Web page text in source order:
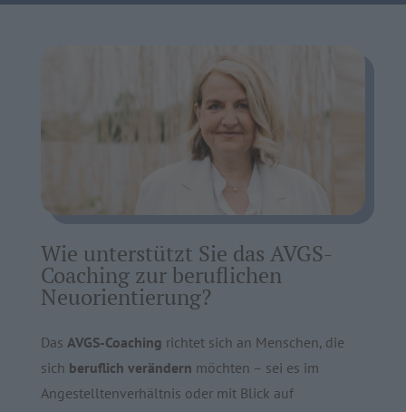
Wie unterstützt Sie das AVGS-
Coaching zur beruflichen
Neuorientierung?
Das AVGS-Coaching richtet sich an Menschen, die
sich beruflich verändern möchten – sei es im
Angestelltenverhältnis oder mit Blick auf